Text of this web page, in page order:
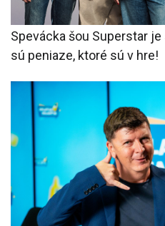
Spevácka šou Superstar
sú peniaze, ktoré sú v hre!